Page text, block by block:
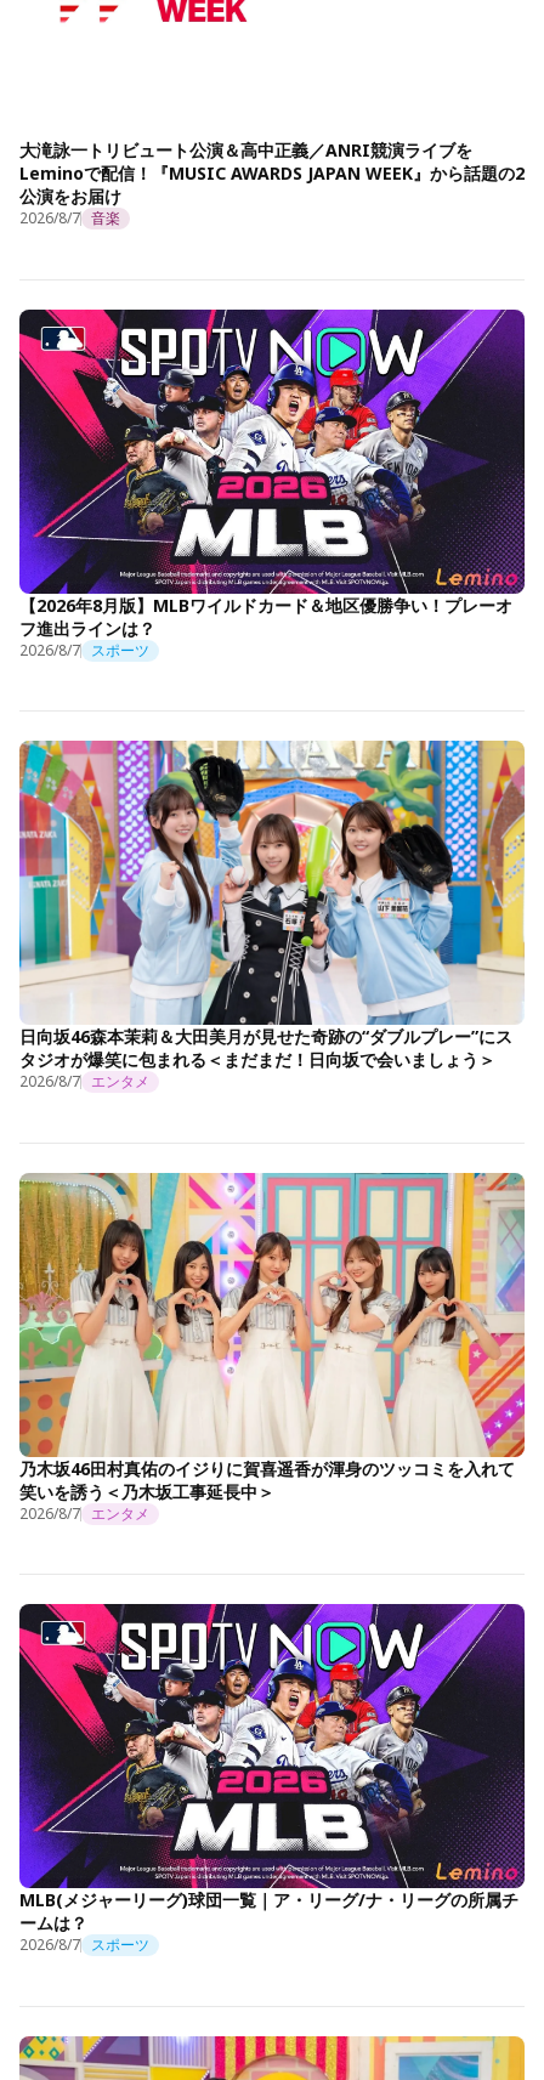
大滝詠一トリビュート公演＆高中正義／ANRI競演ライブを
Leminoで配信！『MUSIC AWARDS JAPAN WEEK』から話題の2
公演をお届け
2026/8/7 音楽
【2026年8月版】MLBワイルドカード＆地区優勝争い！プレーオ
フ進出ラインは？
2026/8/7 スポーツ
日向坂46森本茉莉＆大田美月が見せた奇跡の“ダブルプレー”にス
タジオが爆笑に包まれる＜まだまだ！日向坂で会いましょう＞
2026/8/7 エンタメ
乃木坂46田村真佑のイジりに賀喜遥香が渾身のツッコミを入れて
笑いを誘う＜乃木坂工事延長中＞
2026/8/7 エンタメ
MLB(メジャーリーグ)球団一覧｜ア・リーグ/ナ・リーグの所属チ
ームは？
2026/8/7 スポーツ